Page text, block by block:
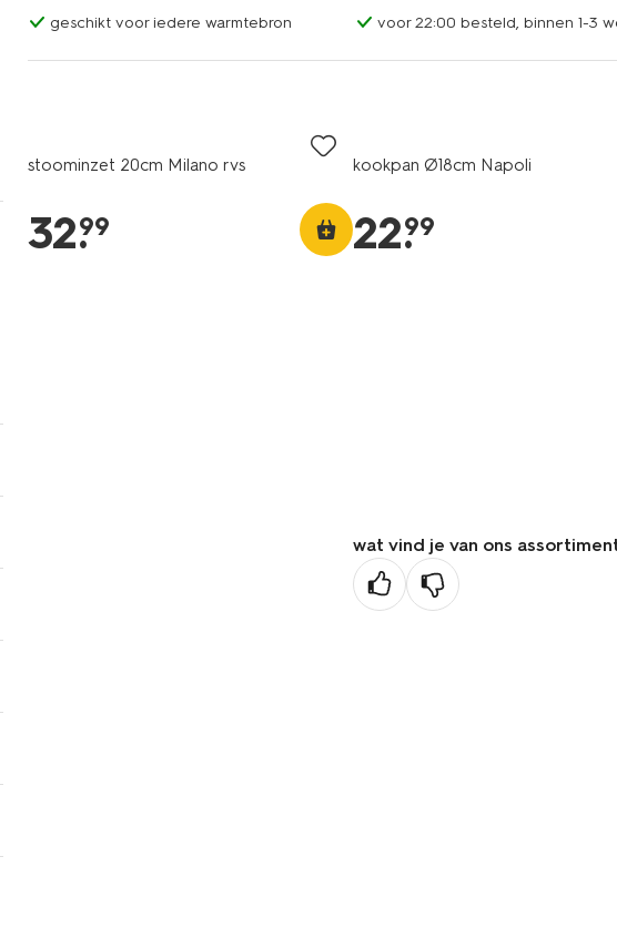
geschikt voor iedere warmtebron voor 22:00 besteld, binnen 1-3
stoominzet 20cm Milano rvs
32.
99
kookpan Ø18cm Napoli
22.
99
wat vind je van ons